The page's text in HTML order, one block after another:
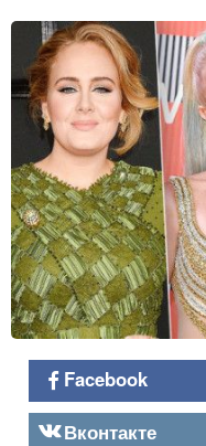
Facebook
Вконтакте